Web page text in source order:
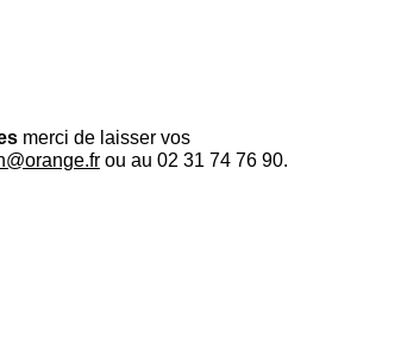
merci de laisser vos
ou au 02 31 74 76 90.